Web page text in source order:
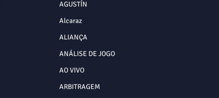
AGUSTÍN
Alcaraz
ALIANÇA
ANÁLISE DE JOGO
AO VIVO
ARBITRAGEM